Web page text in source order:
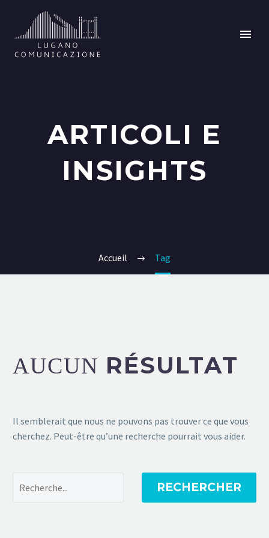
ARTICOLI E
INSIGHTS
Accueil Tag
AUCUN RÉSULTAT
Il semblerait que nous ne pouvons pas trouver ce que vous
cherchez. Peut-être qu’une recherche pourrait vous aider.
RECHERCHER